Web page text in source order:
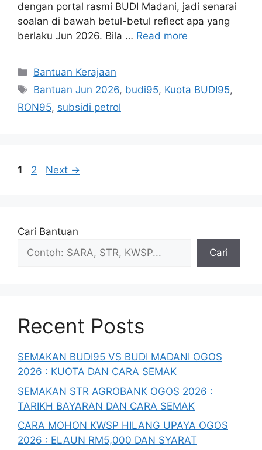
dengan portal rasmi BUDI Madani, jadi senarai
soalan di bawah betul-betul reflect apa yang
berlaku Jun 2026. Bila … Read more
Categories
Bantuan Kerajaan
Tags
Bantuan Jun 2026, budi95, Kuota BUDI95,
RON95, subsidi petrol
Page
1 Page
2 Next →
Cari Bantuan
Cari
Recent Posts
SEMAKAN BUDI95 VS BUDI MADANI OGOS
2026 : KUOTA DAN CARA SEMAK
SEMAKAN STR AGROBANK OGOS 2026 :
TARIKH BAYARAN DAN CARA SEMAK
CARA MOHON KWSP HILANG UPAYA OGOS
2026 : ELAUN RM5,000 DAN SYARAT